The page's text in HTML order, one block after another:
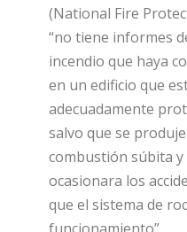
(National Fire
“no tiene informes
incendio que haya
en un edificio que
adecuadamente
salvo que se
combustión súbita
ocasionara los
que el sistema de